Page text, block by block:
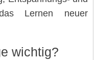
Lernen neuer
wichtig?